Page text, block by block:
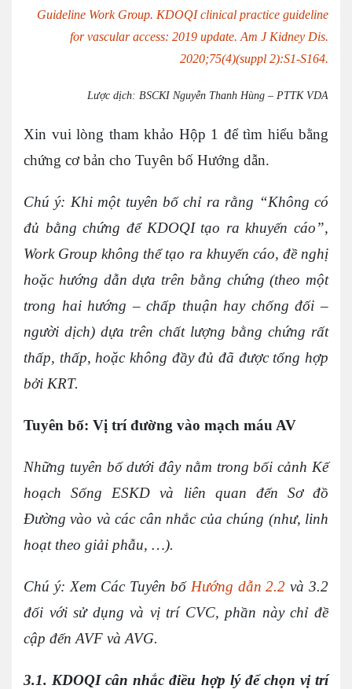
Guideline Work Group. KDOQI clinical practice guideline
for vascular access: 2019 update. Am J Kidney Dis.
2020;75(4)(suppl 2):S1-S164.
Lược dịch: BSCKI Nguyễn Thanh Hùng – PTTK VDA
Xin vui lòng tham khảo Hộp 1 để tìm hiểu bằng
chứng cơ bản cho Tuyên bố Hướng dẫn.
Chú ý: Khi một tuyên bố chỉ ra rằng “Không có
đủ bằng chứng để KDOQI tạo ra khuyến cáo”,
Work Group không thể tạo ra khuyến cáo, đề nghị
hoặc hướng dẫn dựa trên bằng chứng (theo một
trong hai hướng – chấp thuận hay chống đối –
người dịch) dựa trên chất lượng bằng chứng rất
thấp, thấp, hoặc không đầy đủ đã được tổng hợp
bởi KRT.
Tuyên bố: Vị trí đường vào mạch máu AV
Những tuyên bố dưới đây nằm trong bối cảnh Kế
hoạch Sống ESKD và liên quan đến Sơ đồ
Đường vào và các cân nhắc của chúng (như, linh
hoạt theo giải phẫu, …).
Chú ý: Xem Các Tuyên bố Hướng dẫn 2.2 và 3.2
đối với sử dụng và vị trí CVC, phần này chỉ đề
cập đến AVF và AVG.
3.1. KDOQI cân nhắc điều hợp lý để chọn vị trí